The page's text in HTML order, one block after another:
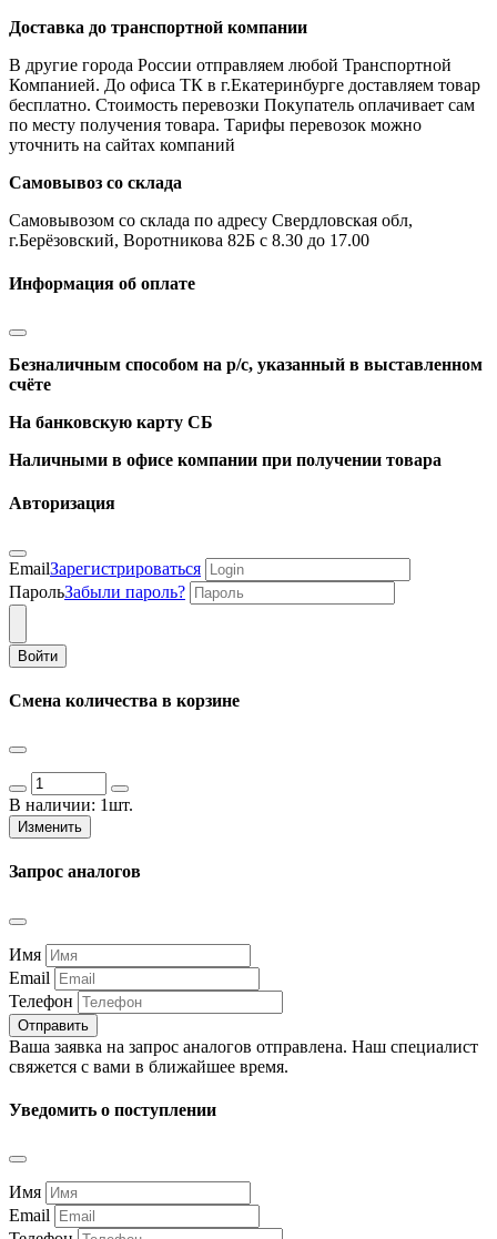
Доставка до транспортной компании
В другие города России отправляем любой Транспортной
Компанией. До офиса ТК в г.Екатеринбурге доставляем товар
бесплатно. Стоимость перевозки Покупатель оплачивает сам
по месту получения товара. Тарифы перевозок можно
уточнить на сайтах компаний
Самовывоз со склада
Самовывозом со склада по адресу Свердловская обл,
г.Берёзовский, Воротникова 82Б с 8.30 до 17.00
Информация об оплате
Безналичным способом на р/с, указанный в выставленном
счёте
На банковскую карту СБ
Наличными в офисе компании при получении товара
Авторизация
EmailЗарегистрироваться
ПарольЗабыли пароль?
Войти
Смена количества в корзине
В наличии: 1шт.
Изменить
Запрос аналогов
Имя
Email
Телефон
Отправить
Ваша заявка на запрос аналогов отправлена. Наш специалист
свяжется с вами в ближайшее время.
Уведомить о поступлении
Имя
Email